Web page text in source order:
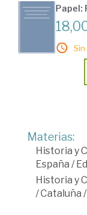
Papel:
Materias:
Historia y
España /
Historia y
/Cataluña /